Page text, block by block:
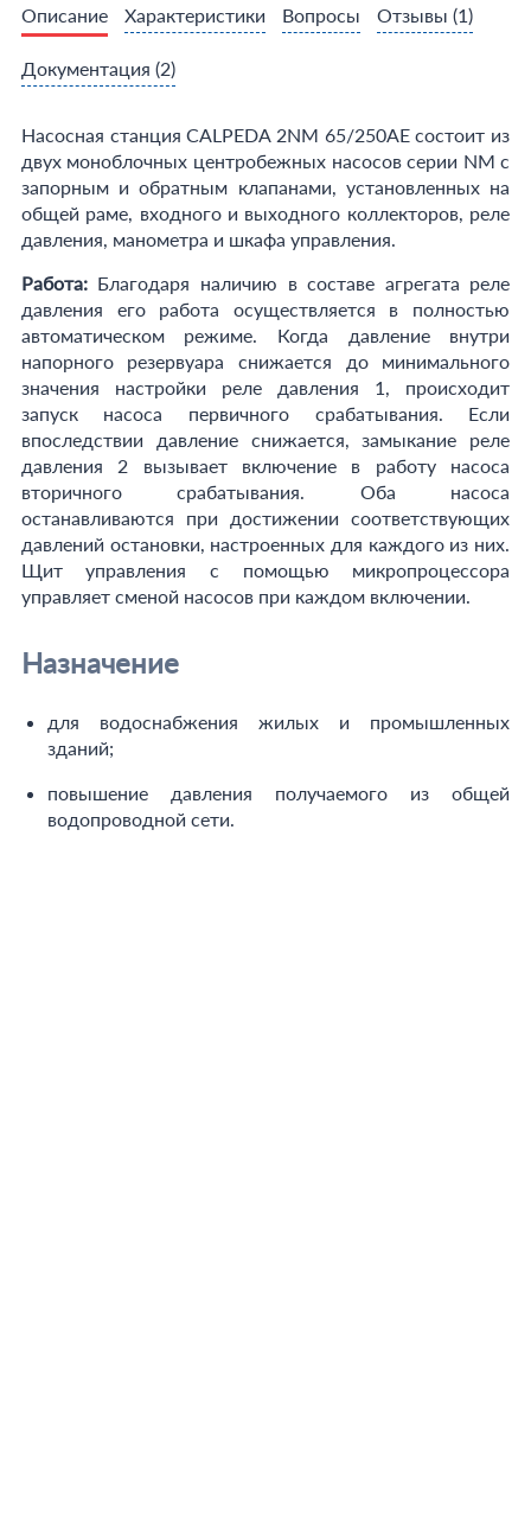
Описание Характеристики Вопросы Отзывы (1)
Документация (2)
Насосная станция CALPEDA 2NM 65/250AE состоит из
двух моноблочных центробежных насосов серии NM с
запорным и обратным клапанами, установленных на
общей раме, входного и выходного коллекторов, реле
давления, манометра и шкафа управления.
Работа:Благодаря наличию в составе агрегата реле
давления его работа осуществляется в полностью
автоматическом режиме. Когда давление внутри
напорного резервуара снижается до минимального
значения настройки реле давления 1, происходит
запуск насоса первичного срабатывания. Если
впоследствии давление снижается, замыкание реле
давления 2 вызывает включение в работу насоса
вторичного срабатывания. Оба насоса
останавливаются при достижении соответствующих
давлений остановки, настроенных для каждого из них.
Щит управления с помощью микропроцессора
управляет сменой насосов при каждом включении.
Назначение
для водоснабжения жилых и промышленных
зданий;
повышение давления получаемого из общей
водопроводной сети.